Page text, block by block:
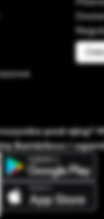
pod ręką?
Bambiboo i